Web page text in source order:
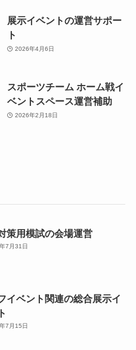
展示イベントの運営サポー
ト
2026年4月6日
スポーツチーム ホーム戦イ
ベントスペース運営補助
2026年2月18日
策用模試の会場運営
7月31日
イベント関連の総合展示イ
7月15日